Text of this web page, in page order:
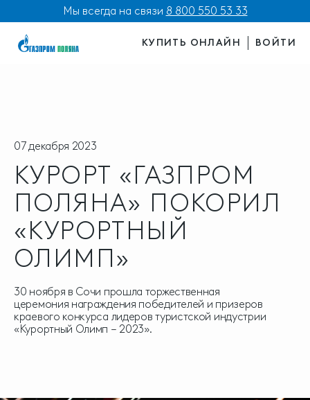
Мы всегда на связи 8 800 550 53 33
КУПИТЬ ОНЛАЙН ВОЙТИ
07 декабря 2023
КУРОРТ «ГАЗПРОМ
ПОЛЯНА» ПОКОРИЛ
«КУРОРТНЫЙ
ОЛИМП»
30 ноября в Сочи прошла торжественная
церемония награждения победителей и призеров
краевого конкурса лидеров туристской индустрии
«Курортный Олимп – 2023».